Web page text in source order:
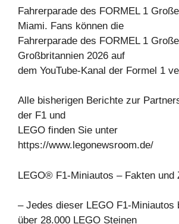
Fahrerparade des FORMEL 1
Miami. Fans können die
Fahrerparade des FORMEL 1
Großbritannien 2026 auf
dem YouTube-Kanal der Formel 1
Alle bisherigen Berichte zur
der F1 und
LEGO finden Sie unter
https://www.legonewsroom.de/
LEGO® F1-Miniautos – Fakten und
– Jedes dieser LEGO F1-Miniautos
über 28.000 LEGO Steinen